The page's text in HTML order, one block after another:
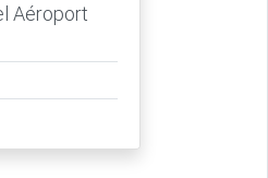
Aéroport